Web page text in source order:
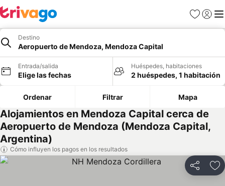
Favoritos
Iniciar
Destino
Aeropuerto de Mendoza, Mendoza Capital
Entrada/salida
Elige las fechas
Huéspedes, habitaciones
2 huéspedes, 1 habitación
Ordenar Filtrar Mapa
Alojamientos en Mendoza Capital cerca de
Aeropuerto de Mendoza (Mendoza Capital,
Argentina)
Cómo influyen los pagos en los resultados
Compartir